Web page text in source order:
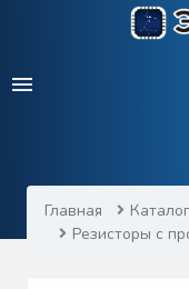
Главная
Каталог
Резисторы с